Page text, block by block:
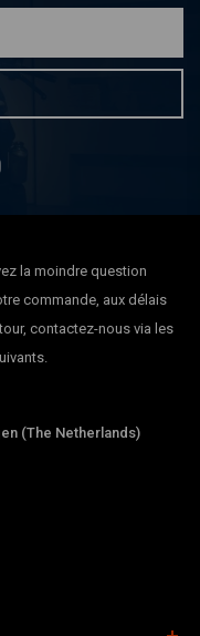
la moindre question
commande, aux délais
contactez-nous via les
(The Netherlands)